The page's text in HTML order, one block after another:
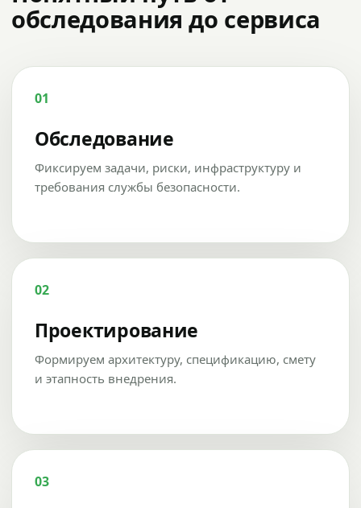
обследования до сервиса
01
Обследование
Фиксируем задачи, риски, инфраструктуру и
требования службы безопасности.
02
Проектирование
Формируем архитектуру, спецификацию, смету
и этапность внедрения.
03